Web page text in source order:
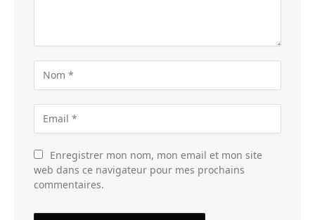
Enregistrer mon nom, mon email et mon site
web dans ce navigateur pour mes prochains
commentaires.